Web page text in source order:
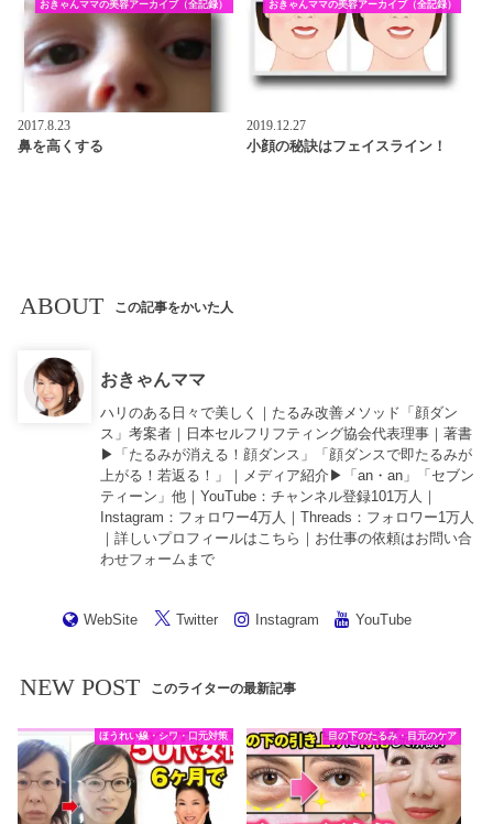
おきゃんママの美容アーカイブ（全記録）
2017.8.23
鼻を高くする
おきゃんママの美容アーカイブ（全記録）
2019.12.27
小顔の秘訣はフェイスライン！
ABOUT この記事をかいた人
おきゃんママ
ハリのある日々で美しく｜たるみ改善メソッド「顔ダン
ス」考案者｜日本セルフリフティング協会代表理事｜著書
▶︎「たるみが消える！顔ダンス 」「顔ダンスで即たるみが
上がる！若返る！ 」｜メディア紹介▶︎「an・an」「セブン
ティーン」他｜YouTube ：チャンネル登録101万人｜
Instagram ：フォロワー4万人｜Threads ：フォロワー1万人
｜詳しいプロフィールは こちら ｜お仕事の依頼はお問い合
わせフォーム まで
WebSite Twitter Instagram YouTube
NEW POST このライターの最新記事
ほうれい線・シワ・口元対策 目の下のたるみ・目元のケア